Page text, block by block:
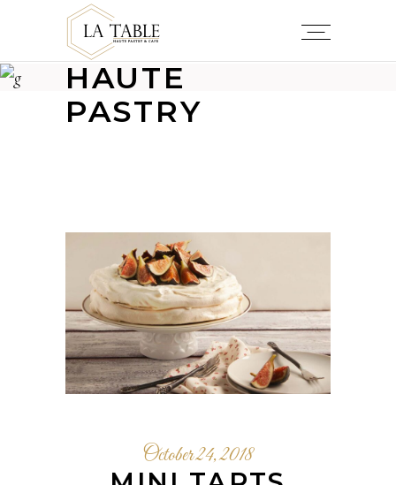
LA TABLE
HAUTE
PASTRY
October 24, 2018